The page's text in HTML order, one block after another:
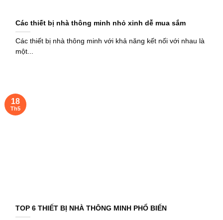
Các thiết bị nhà thông minh nhỏ xinh dễ mua sắm
Các thiết bị nhà thông minh với khả năng kết nối với nhau là
một...
TOP 6 THIẾT BỊ NHÀ THÔNG MINH PHỔ BIẾN
18
Th5